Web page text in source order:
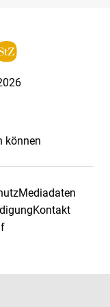
können
Mediadaten
Kontakt